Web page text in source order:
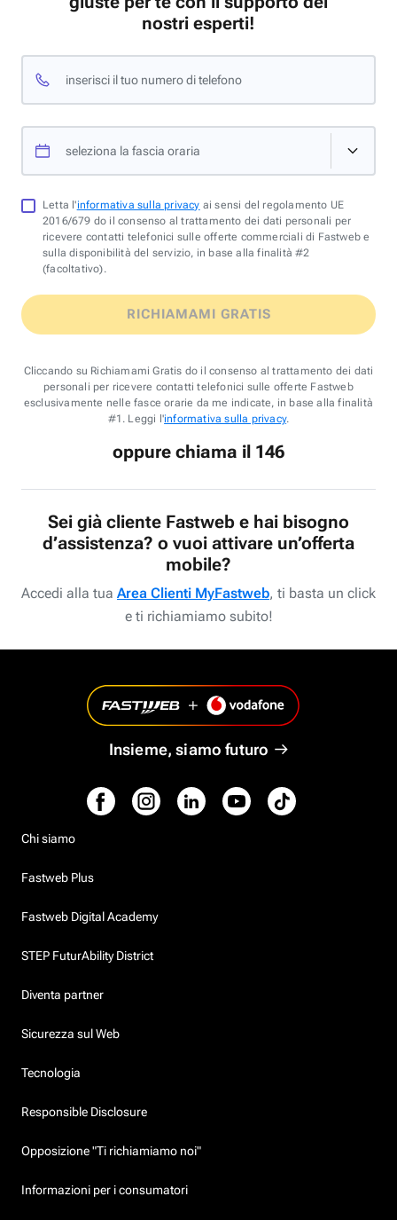
nostri esperti!
inserisci il tuo numero di telefono
seleziona la fascia oraria
Letta l'informativa sulla privacy ai sensi del regolamento UE
2016/679 do il consenso al trattamento dei dati personali per
ricevere contatti telefonici sulle offerte commerciali di Fastweb e
sulla disponibilità del servizio, in base alla finalità #2
(facoltativo).
RICHIAMAMI GRATIS
Cliccando su Richiamami Gratis do il consenso al trattamento dei dati
personali per ricevere contatti telefonici sulle offerte Fastweb
esclusivamente nelle fasce orarie da me indicate, in base alla finalità
#1. Leggi l'informativa sulla privacy.
oppure chiama il 146
Sei già cliente Fastweb e hai bisogno
d’assistenza? o vuoi attivare un’offerta
mobile?
Accedi alla tua Area Clienti MyFastweb, ti basta un click
e ti richiamiamo subito!
Insieme, siamo futuro
Chi siamo
Fastweb Plus
Fastweb Digital Academy
STEP FuturAbility District
Diventa partner
Sicurezza sul Web
Tecnologia
Responsible Disclosure
Opposizione "Ti richiamiamo noi"
Informazioni per i consumatori